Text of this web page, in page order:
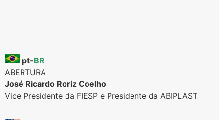
pt-BR
ABERTURA
José Ricardo Roriz Coelho
Vice Presidente da FIESP e Presidente da ABIPLAST